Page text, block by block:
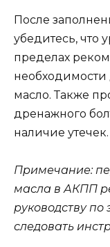
После
убедитесь, что
пределах
необходимости
масло. Также
дренажного
наличие утечек.
Примечание:
масла в АКПП
руководству
следовать